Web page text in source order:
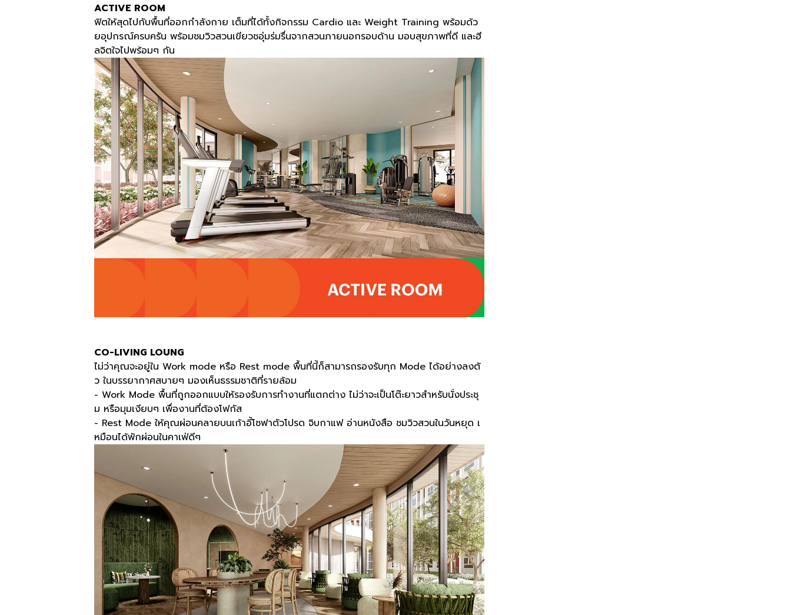
ACTIVE ROOM
ฟิตให้สุดไปกับพื้นที่ออกกำลังกาย เต็มที่ได้ทั้งกิจกรรม Cardio และ Weight Training พร้อมด้ว
ยอุปกรณ์ครบครัน พร้อมชมวิวสวนเขียวชอุ่มร่มรื่นจากสวนภายนอกรอบด้าน มอบสุขภาพที่ดี และฮี
ลจิตใจไปพร้อมๆ กัน
CO-LIVING LOUNG
ไม่ว่าคุณจะอยู่ใน Work mode หรือ Rest mode พื้นที่นี้ก็สามารถรองรับทุก Mode ได้อย่างลงตั
ว ในบรรยากาศสบายๆ มองเห็นธรรมชาติที่รายล้อม
- Work Mode พื้นที่ถูกออกแบบให้รองรับการทำงานที่แตกต่าง ไม่ว่าจะเป็นโต๊ะยาวสำหรับนั่งประชุ
ม หรือมุมเงียบๆ เพื่องานที่ต้องโฟกัส
- Rest Mode ให้คุณผ่อนคลายบนเก้าอี้โซฟาตัวโปรด จิบกาแฟ อ่านหนังสือ ชมวิวสวนในวันหยุด เ
หมือนได้พักผ่อนในคาเฟ่ดีๆ